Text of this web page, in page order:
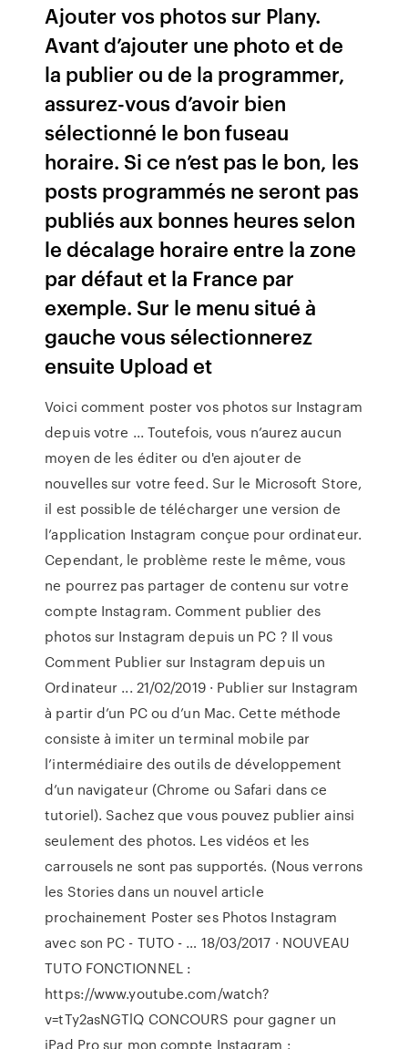
Ajouter vos photos sur Plany.
Avant d’ajouter une photo et de
la publier ou de la programmer,
assurez-vous d’avoir bien
sélectionné le bon fuseau
horaire. Si ce n’est pas le bon, les
posts programmés ne seront pas
publiés aux bonnes heures selon
le décalage horaire entre la zone
par défaut et la France par
exemple. Sur le menu situé à
gauche vous sélectionnerez
ensuite Upload et
Voici comment poster vos photos sur Instagram
depuis votre ... Toutefois, vous n’aurez aucun
moyen de les éditer ou d'en ajouter de
nouvelles sur votre feed. Sur le Microsoft Store,
il est possible de télécharger une version de
l’application Instagram conçue pour ordinateur.
Cependant, le problème reste le même, vous
ne pourrez pas partager de contenu sur votre
compte Instagram. Comment publier des
photos sur Instagram depuis un PC ? Il vous
Comment Publier sur Instagram depuis un
Ordinateur ... 21/02/2019 · Publier sur Instagram
à partir d’un PC ou d’un Mac. Cette méthode
consiste à imiter un terminal mobile par
l’intermédiaire des outils de développement
d’un navigateur (Chrome ou Safari dans ce
tutoriel). Sachez que vous pouvez publier ainsi
seulement des photos. Les vidéos et les
carrousels ne sont pas supportés. (Nous verrons
les Stories dans un nouvel article
prochainement Poster ses Photos Instagram
avec son PC - TUTO - … 18/03/2017 · NOUVEAU
TUTO FONCTIONNEL :
https://www.youtube.com/watch?
v=tTy2asNGTlQ CONCOURS pour gagner un
iPad Pro sur mon compte Instagram :